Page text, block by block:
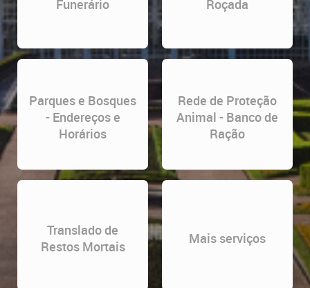
Funerário
Roçada
Parques e Bosques
- Endereços e
Horários
Rede de Proteção
Animal - Banco de
Ração
Translado de
Restos Mortais
Mais serviços